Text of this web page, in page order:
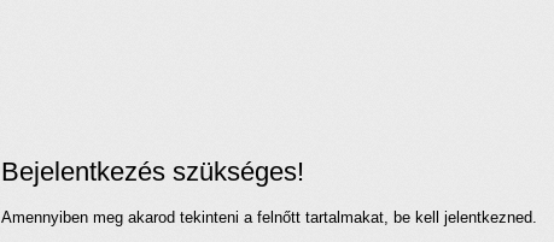
Bejelentkezés szükséges!
Amennyiben meg akarod tekinteni a felnőtt tartalmakat, be kell jelentkezned.